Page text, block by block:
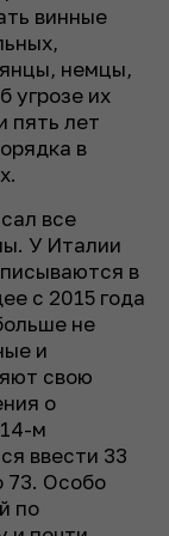
винные
немцы,
угрозе их
пять лет
в
все
У Италии
в
с 2015 года
не
и
свою
о
м
ввести 33
73. Особо
по